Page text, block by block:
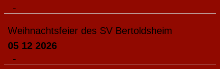
-
Weihnachtsfeier des SV Bertoldsheim
05 12 2026
-